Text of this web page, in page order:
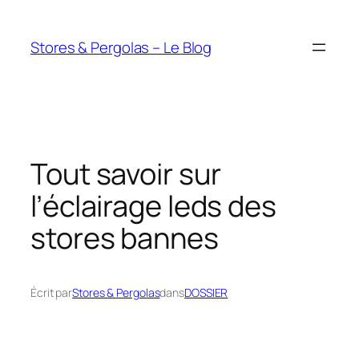
contenu
Stores & Pergolas – Le Blog
Tout savoir sur
l’éclairage leds des
stores bannes
Écrit parStores & PergolasdansDOSSIER